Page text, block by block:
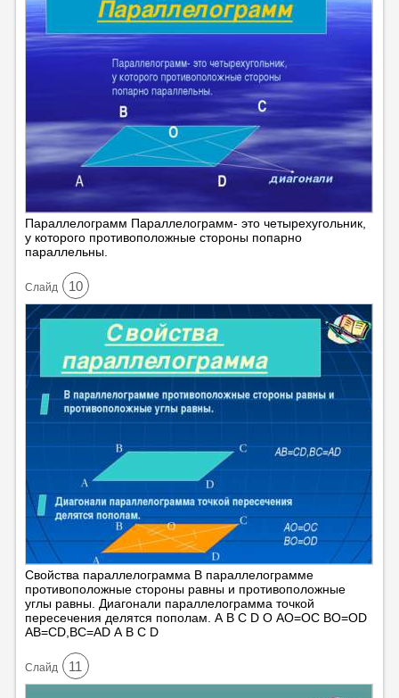
Параллелограмм Параллелограмм- это четырехугольник,
у которого противоположные стороны попарно
параллельны.
Cлайд 10
Свойства параллелограмма В параллелограмме
противоположные стороны равны и противоположные
углы равны. Диагонали параллелограмма точкой
пересечения делятся пополам. А В С D О АО=ОС ВО=ОD
АВ=CD,ВС=АD А В С D
Cлайд 11